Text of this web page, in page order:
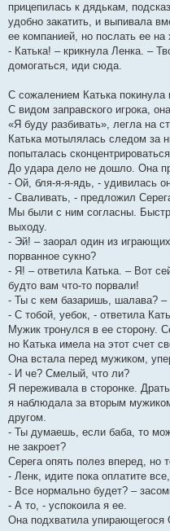
прицепилась к дядькам,
удобно закатить, и выпивала
ее компанией, но послать ее на
- Катька! – крикнула Ленка. –
домогаться, иди сюда.
С сожалением Катька
С видом заправского игрока,
«Я буду разбивать», легла на
Катька мотылялась следом за
попыталась
До удара дело не дошло. Она
- Ой, бля-я-я-ядь, - удивилась
- Сваливать, - предложил
Мы были с ним согласны.
выходу.
- Эй! – заорал один из
порванное сукно?
- Я! – ответила Катька. – Вот
будто вам что-то порвали!
- Ты с кем базаришь, шалава? –
- С тобой, уебок, - ответила
Мужик тронулся в ее сторону.
но Катька имела на этот счет
Она встала перед мужиком,
- И че? Смелый, что ли?
Я переживала в сторонке.
я наблюдала за вторым
другом.
- Ты думаешь, если баба, то
не закроет?
Серега опять полез вперед, но
- Ленк, идите пока оплатите
- Все нормально будет? –
- А то, - успокоила я ее.
Она подхватила упирающегося